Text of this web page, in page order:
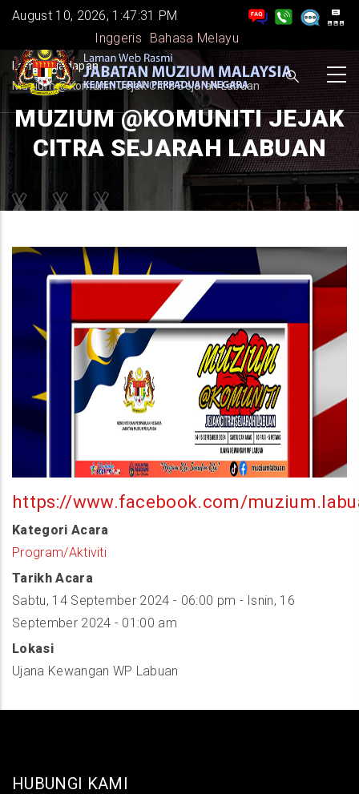
Skip
main
content
August 10, 2026, 1:47:31 PM
Inggeris
Bahasa Melayu
BREADCRUMB
Laman Hadapan -
Muzium @Komuniti Jejak Citra Sejarah Labuan
MUZIUM @KOMUNITI JEJAK
CITRA SEJARAH LABUAN
https://www.facebook.com/
Kategori Acara
Program/Aktiviti
Tarikh Acara
Sabtu, 14 September 2024 - 06:00 pm - Isnin, 16
September 2024 - 01:00 am
Lokasi
Ujana Kewangan WP Labuan
HUBUNGI KAMI